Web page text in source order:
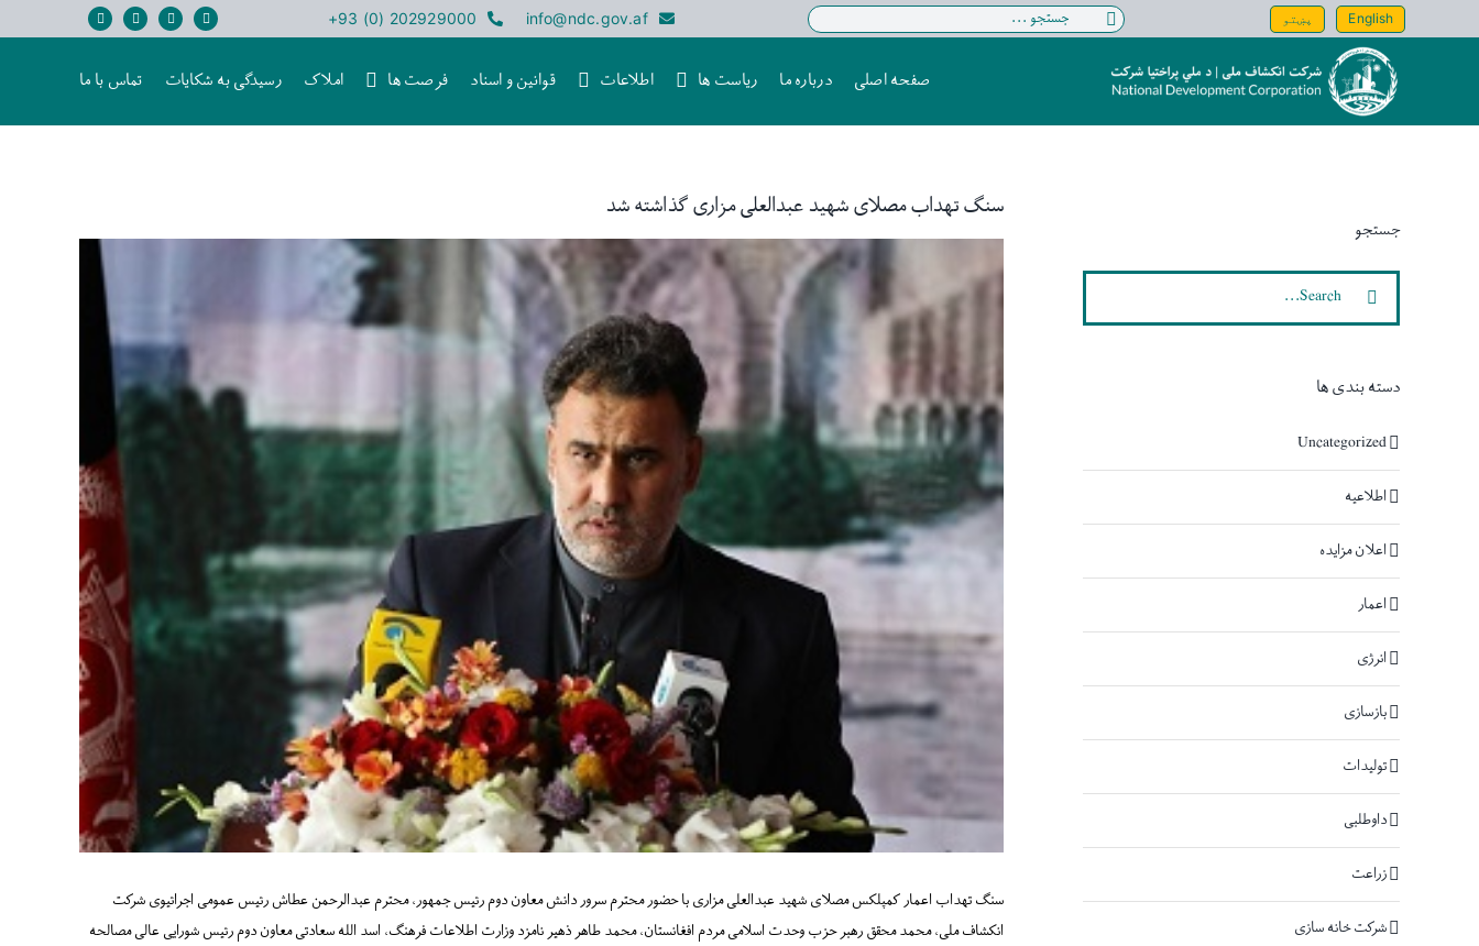
to
English پښتو
Search
info@ndc.gov.af
202929000 (0) 93+
صفحه اصلی درباره ما ریاست ها اطلاعات قوانین و اسناد فرصت ها املاک رسیدگی به شکایات تماس با ما
سنگ تهداب مصلای شهید عبدالعلی مزاری گذاشته شد
Larger
سنگ تهداب اعمار کمپلکس مصلای شهید عبدالعلی مزاری با حضور محترم سرور دانش معاون دوم رئیس جمهور، محترم عبدالرحمن عطاش رئیس عمومی اجرائیوی شرکت
انکشاف ملی، محمد محقق رهبر حزب وحدت اسلامی مردم افغانستان، محمد طاهر ذهیر نامزد وزارت اطلاعات فرهنگ، اسد الله سعادتی معاون دوم رئیس شورایی عالی مصالحه
جستجو
Search
for:
دسته بندی ها
Uncategorized
اطلاعیه
اعلان مزایده
اعمار
انرژی
بازسازی
تولیدات
داوطلبی
زراعت
شرکت خانه سازی